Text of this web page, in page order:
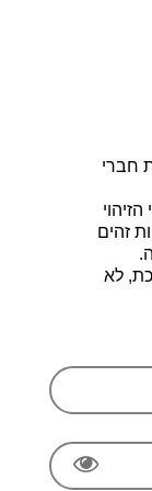
חברי
זהים
לא